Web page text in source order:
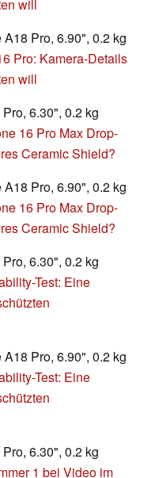
will
A18 Pro, 6.90", 0.2 kg
Pro: Kamera-Details
will
6.30", 0.2 kg
16 Pro Max Drop-
Ceramic Shield?
A18 Pro, 6.90", 0.2 kg
16 Pro Max Drop-
Ceramic Shield?
6.30", 0.2 kg
Test: Eine
A18 Pro, 6.90", 0.2 kg
Test: Eine
6.30", 0.2 kg
1 bei Video im